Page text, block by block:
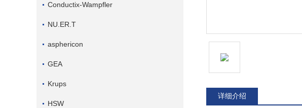
Conductix-Wampfler
NU.ER.T
asphericon
GEA
Krups
HSW
详细介绍